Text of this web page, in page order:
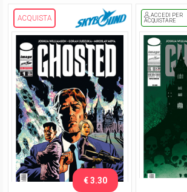
ACQUISTA
€ 3.30
ACCEDI PER
ACQUISTARE